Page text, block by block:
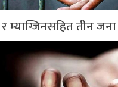
म्याग्जिनसहित तीन